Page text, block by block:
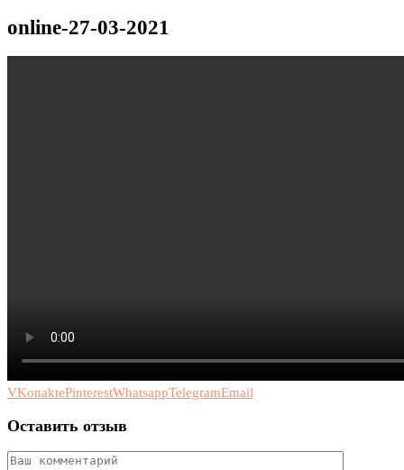
online-27-03-2021
VKonaktePinterestWhatsappTelegramEmail
Оставить отзыв